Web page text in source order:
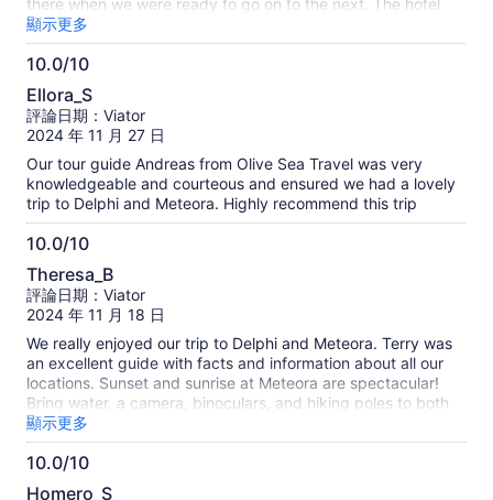
there when we were ready to go on to the next. The hotel
Meteora was wonderful as well with great views. It was so
nice to get out of Athens and see the country side of Athens.
Would definitely book through this company again!
顯示更多
10.0/10
10.0
分，
滿
分
10
分
Ellora_S
評論日期：Viator
2024 年 11 月 27 日
Our tour guide Andreas from Olive Sea Travel was very
knowledgeable and courteous and ensured we had a lovely
trip to Delphi and Meteora. Highly recommend this trip
10.0/10
10.0
分，
滿
分
10
分
Theresa_B
評論日期：Viator
2024 年 11 月 18 日
We really enjoyed our trip to Delphi and Meteora. Terry was
an excellent guide with facts and information about all our
locations. Sunset and sunrise at Meteora are spectacular!
Bring water, a camera, binoculars, and hiking poles to both
places. Be sure to give yourself enough time to hike up to
the stadium at Delphi, it's worth the effort. We appreciated
the ability to move at our own pace with our private tour and
顯示更多
10.0/10
10.0
Homero_S